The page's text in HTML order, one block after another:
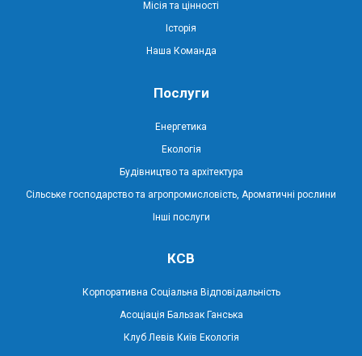
Місія та цінності
Історія
Наша Команда
Послуги
Енергетика
Екологія
Будівництво та архітектура
Сільське господарство та агропромисловість, Ароматичні рослини
Інші послуги
КСВ
Корпоративна Соціальна Відповідальність
Асоціація Бальзак Ганська
Клуб Левів Київ Екологія